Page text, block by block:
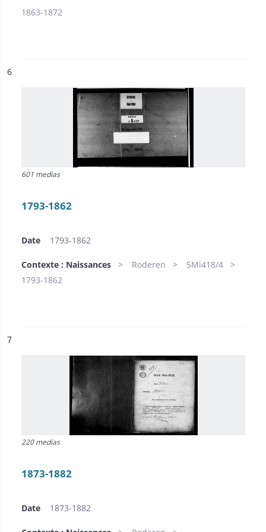
1863-1872
n°
6
601 medias
1793-1862
Date 1793-1862
Contexte : Naissances Roderen
5Mi418/4
1793-1862
n°
7
220 medias
1873-1882
Date 1873-1882